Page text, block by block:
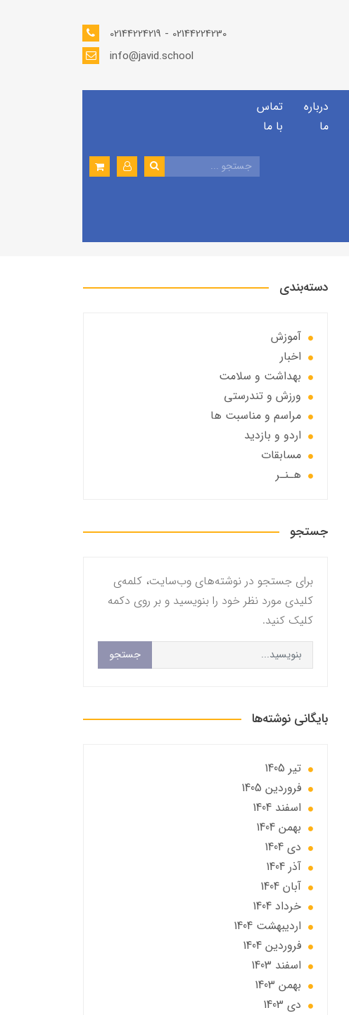
02144224219 - 02144224230
info@javid.school
درباره
ما
تماس
با ما
دسته‌بندی
آموزش
اخبار
بهداشت و سلامت
ورزش و تندرستی
مراسم و مناسبت ها
اردو و بازدید
مسابقات
هـنـر
جستجو
برای جستجو در نوشته‌های وب‌سایت، کلمه‌ی
کلیدی مورد نظر خود را بنویسید و بر روی دکمه
کلیک کنید.
جستجو
بایگانی نوشته‌ها
تير 1405
فروردین 1405
اسفند 1404
بهمن 1404
دی 1404
آذر 1404
آبان 1404
خرداد 1404
ارديبهشت 1404
فروردین 1404
اسفند 1403
بهمن 1403
دی 1403